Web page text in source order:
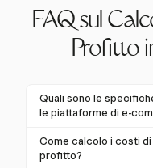
FAQ sul
Profitto
Quali sono le
le piattaforme di e-
Le aliquote di
seconda della
Come calcolo i costi
profitto?